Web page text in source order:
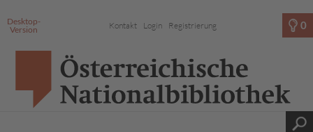
Desktop-
Version
Kontakt Login Registrierung 0